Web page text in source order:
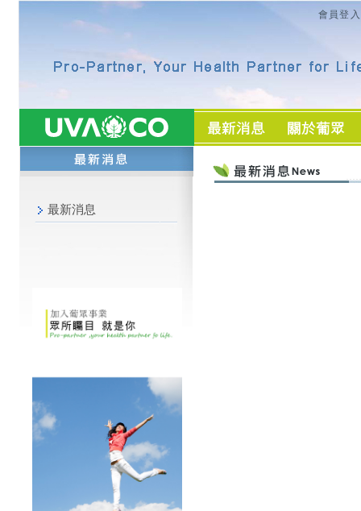
會員登入
最新消息